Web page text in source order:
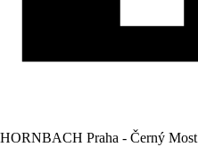
HORNBACH Praha - Černý Most